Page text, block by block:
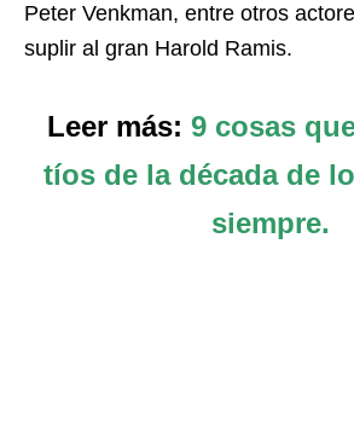
Peter Venkman, entre otros
suplir al gran Harold Ramis.
Leer más: 9 cosas
tíos de la década de
siempre.